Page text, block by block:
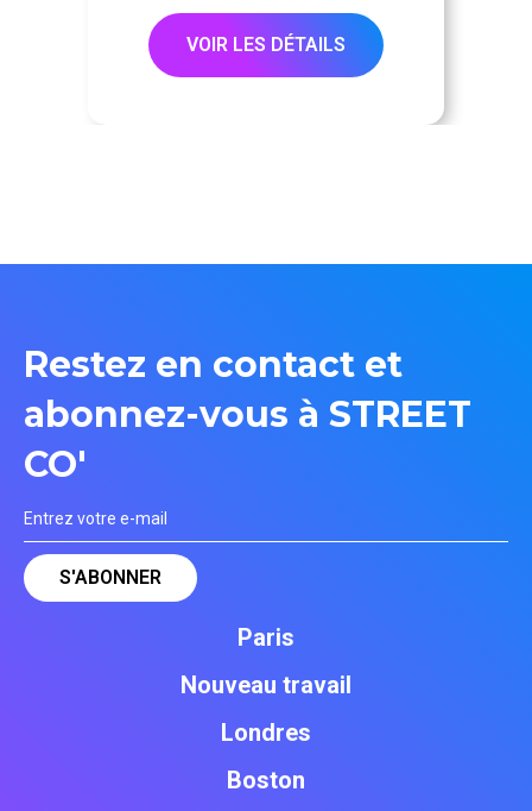
VOIR LES DÉTAILS
Restez en contact et
abonnez-vous à STREET
CO'
Paris
Nouveau travail
Londres
Boston